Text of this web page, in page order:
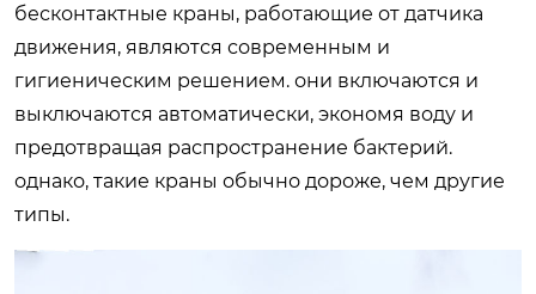
бесконтактные краны, работающие от датчика
движения, являются современным и
гигиеническим решением. они включаются и
выключаются автоматически, экономя воду и
предотвращая распространение бактерий.
однако, такие краны обычно дороже, чем другие
типы.